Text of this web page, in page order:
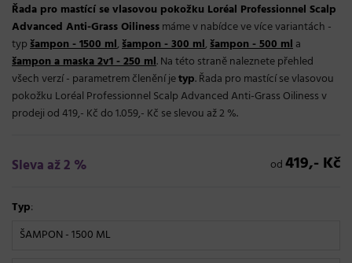
Řada pro mastící se vlasovou pokožku Loréal Professionnel Scalp
Advanced Anti-Grass Oilinessmáme v nabídce ve více variantách -
typšampon - 1500 ml,šampon - 300 ml,šampon - 500 mla
šampon a maska 2v1 - 250 ml. Na této straně naleznete přehled
všech verzí - parametrem členění jetyp. Řada pro mastící se vlasovou
pokožku Loréal Professionnel Scalp Advanced Anti-Grass Oiliness v
prodeji od 419,- Kč do 1.059,- Kč se slevou až 2 %.
Sleva až 2 % od419,- Kč
Typ:
ŠAMPON - 1500 ML